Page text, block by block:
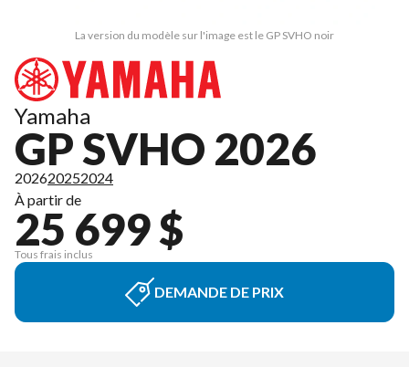
La version du modèle sur l'image est le GP SVHO noir
Yamaha
GP SVHO 2026
202620252024
À partir de
25 699 $
Tous frais inclus
DEMANDE DE PRIX